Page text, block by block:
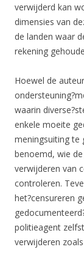
verwijderd kan
dimensies van
de landen waar
rekening
Hoewel de
waarin
enkele moeite
meningsuiting te
benoemd, wie
verwijderen van
controleren.
het?censureren
politieagent
verwijderen